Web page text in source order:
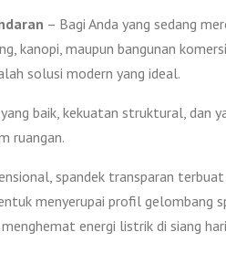
– Bagi Anda yang sedang
kanopi, maupun bangunan
solusi modern yang ideal.
baik, kekuatan struktural, dan
ruangan.
spandek transparan
menyerupai profil gelombang
energi listrik di siang